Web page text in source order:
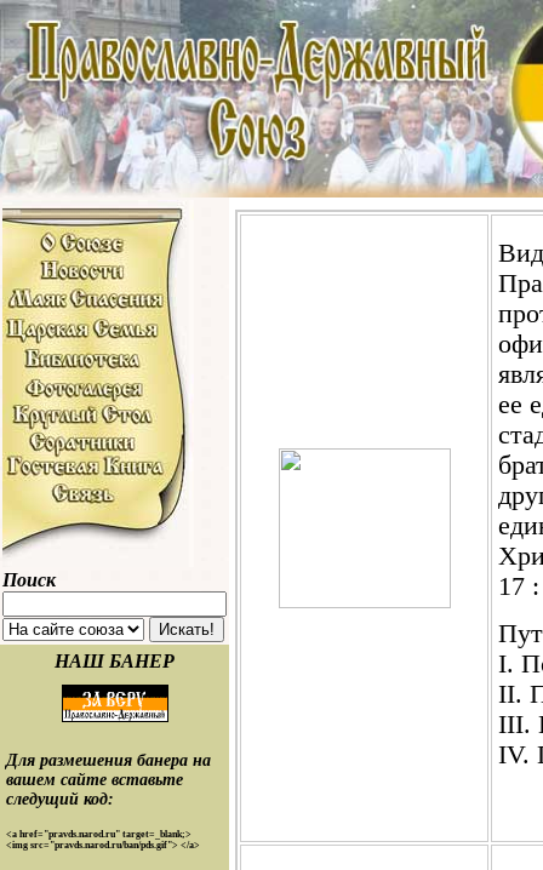
Поиск
НАШ БАНЕР
Для размешения банера на
вашем сайте вставьте
следущий код:
<a href="pravds.narod.ru" target=_blank;>
<img src="pravds.narod.ru/ban/pds.gif"> </a>
ее
17
I.
II.
III.
IV.